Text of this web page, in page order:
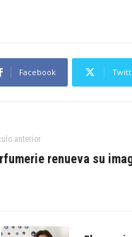
Facebook
anterior
renueva su